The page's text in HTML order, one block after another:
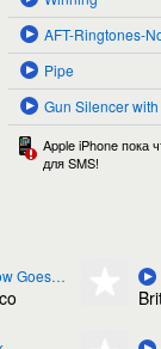
AFT-Ringtones-
Pipe
Gun Silencer
Apple iPhone пока
для SMS!
The Show Goes On